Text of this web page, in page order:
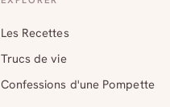
Les Recettes
Trucs de vie
Confessions d'une Pompette